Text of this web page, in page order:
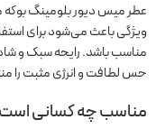
عطر میس دیور بلومینگ
ویژگی باعث می‌شود برای
مناسب باشد. رایحه سبک و
حس لطافت و انرژی مثبت را
مناسب چه کسانی